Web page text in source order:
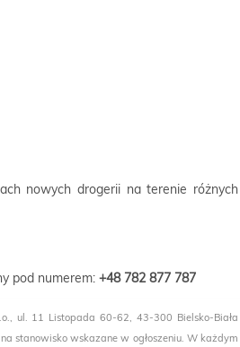
nowych drogerii na terenie różnych
pod numerem: +48 782 877 787​
ul. 11 Listopada 60-62, 43-300 Bielsko-Biała
stanowisko wskazane w ogłoszeniu. W każdym